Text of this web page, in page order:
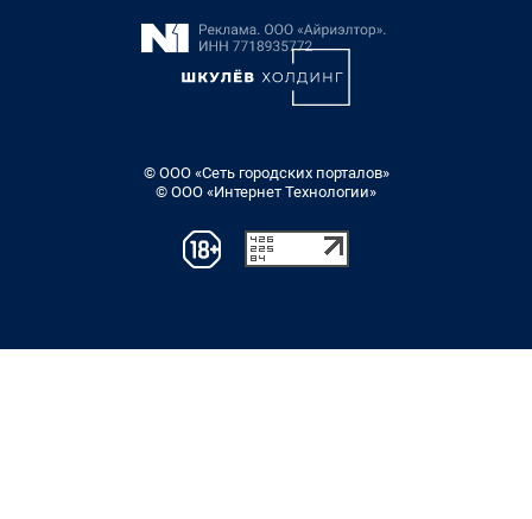
© ООО «Сеть городских порталов»
© ООО «Интернет Технологии»